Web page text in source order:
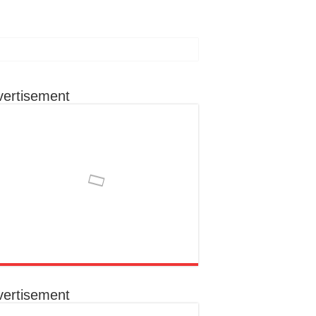
रहूँगा कार्य
से क्षेत्र के विकास को मिल सकती है नई दिशा
कराना उनकी प्राथमिकता
संकल्प